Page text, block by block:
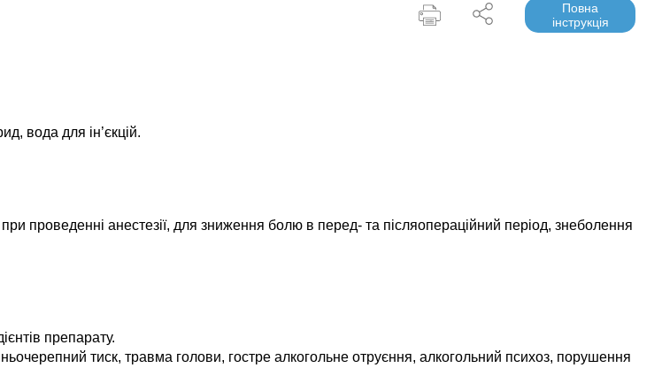
Повна
інструкція
вода для ін’єкцій.
проведенні анестезії, для зниження болю в перед- та післяопераційний період, знеболення
препарату.
тиск, травма голови, гостре алкогольне отруєння, алкогольний психоз, порушення